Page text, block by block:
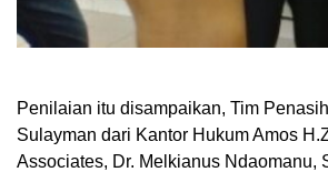
Penilaian itu disampaikan, Tim
Sulayman dari Kantor Hukum Amos
Associates, Dr. Melkianus Ndaomanu,